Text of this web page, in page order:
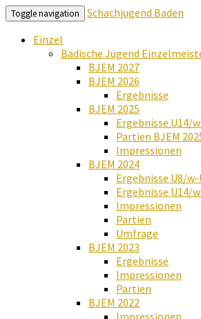
Toggle navigation
Schachjugend Baden
Einzel
Badische Jugend
BJEM 2027
BJEM 2026
Ergebnisse
BJEM 2025
Ergebnisse U14/
Partien BJEM
Impressionen
BJEM 2024
Ergebnisse U8/
Ergebnisse U14/
Impressionen
Partien
Umfrage
BJEM 2023
Ergebnisse
Impressionen
Partien
BJEM 2022
Impressionen